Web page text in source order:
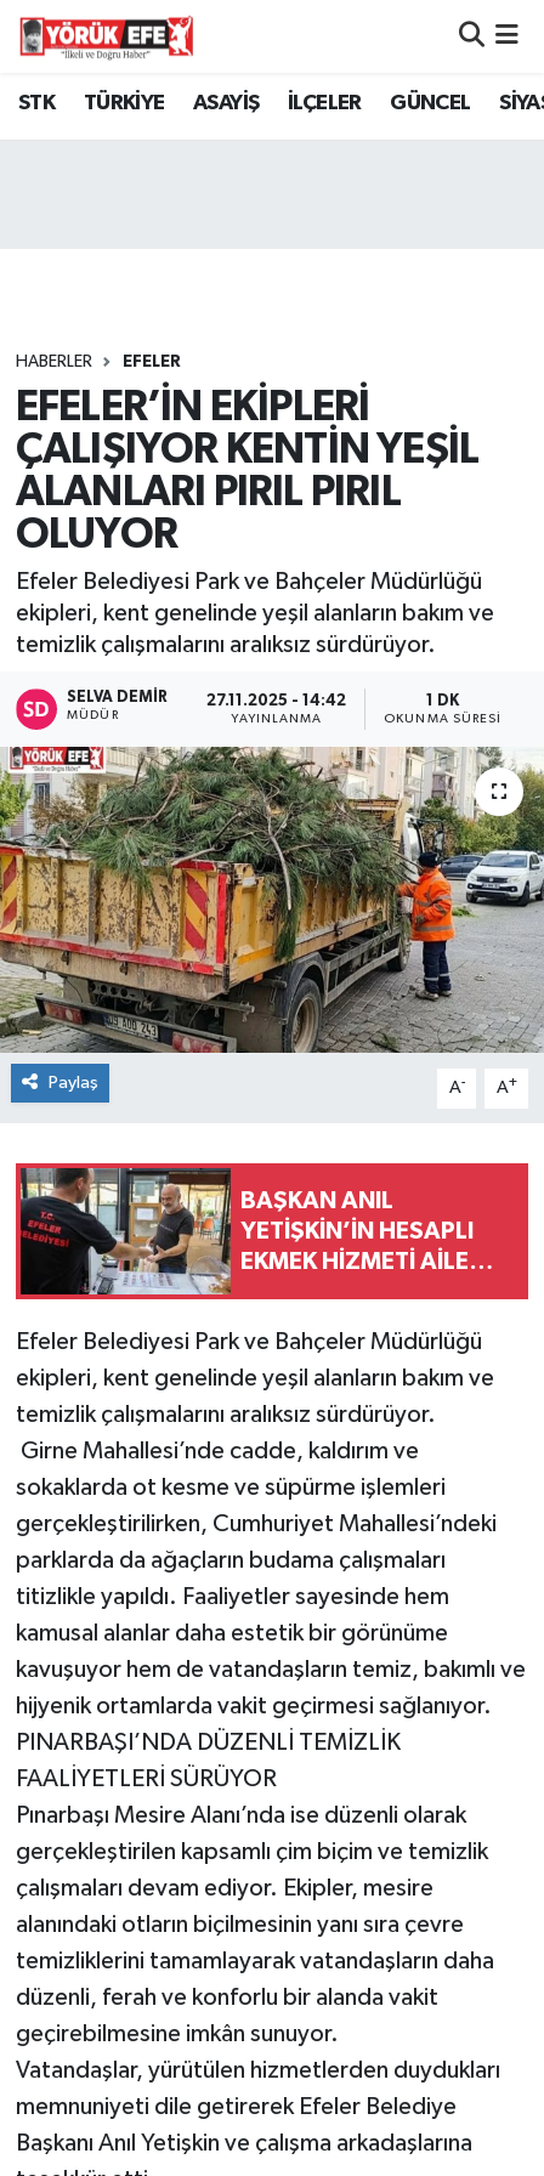
STK TÜRKİYE ASAYİŞ İLÇELER GÜNCEL
HABERLER EFELER
EFELER’İN EKİPLERİ
ÇALIŞIYOR KENTİN YEŞİL
ALANLARI PIRIL PIRIL
OLUYOR
Efeler Belediyesi Park ve Bahçeler Müdürlüğü
ekipleri, kent genelinde yeşil alanların bakım ve
temizlik çalışmalarını aralıksız sürdürüyor.
SELVA DEMIR
MÜDÜR
27.11.2025 - 14:42
YAYINLANMA
1 DK
OKUNMA SÜRESI
Paylaş A- A+
BAŞKAN ANIL
YETİŞKİN’İN HESAPLI
EKMEK HİZMETİ AİLE
Efeler Belediyesi Park ve Bahçeler Müdürlüğü
ekipleri, kent genelinde yeşil alanların bakım ve
temizlik çalışmalarını aralıksız sürdürüyor.
Girne Mahallesi’nde cadde, kaldırım ve
sokaklarda ot kesme ve süpürme işlemleri
gerçekleştirilirken, Cumhuriyet Mahallesi’ndeki
parklarda da ağaçların budama çalışmaları
titizlikle yapıldı. Faaliyetler sayesinde hem
kamusal alanlar daha estetik bir görünüme
kavuşuyor hem de vatandaşların temiz, bakımlı ve
hijyenik ortamlarda vakit geçirmesi sağlanıyor.
PINARBAŞI’NDA DÜZENLİ TEMİZLİK
FAALİYETLERİ SÜRÜYOR
Pınarbaşı Mesire Alanı’nda ise düzenli olarak
gerçekleştirilen kapsamlı çim biçim ve temizlik
çalışmaları devam ediyor. Ekipler, mesire
alanındaki otların biçilmesinin yanı sıra çevre
temizliklerini tamamlayarak vatandaşların daha
düzenli, ferah ve konforlu bir alanda vakit
geçirebilmesine imkân sunuyor.
Vatandaşlar, yürütülen hizmetlerden duydukları
memnuniyeti dile getirerek Efeler Belediye
Başkanı Anıl Yetişkin ve çalışma arkadaşlarına
Aydın Nöbetçi Eczaneler
Tüm Manşetler
Son Dakika Haberleri
Haber Arşivi